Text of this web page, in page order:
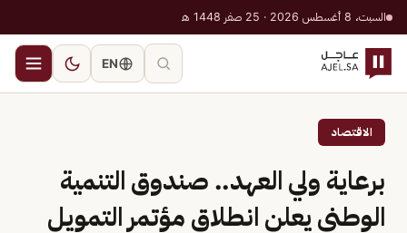
السبت، 8 أغسطس 2026 · 25 صفر 1448 هـ
EN
الاقتصاد
برعاية ولي العهد.. صندوق التنمية
الوطني يعلن انطلاق مؤتمر التمويل